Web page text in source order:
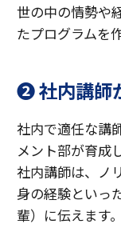
世の中の情勢や
たプログラムを
❷ 社内講師
社内で適任な講
メント部が育成
社内講師は、ノ
身の経験といっ
輩）に伝えます。